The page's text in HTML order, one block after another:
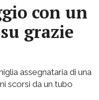
con un
grazie
assegnataria di una
scorsi da un tubo